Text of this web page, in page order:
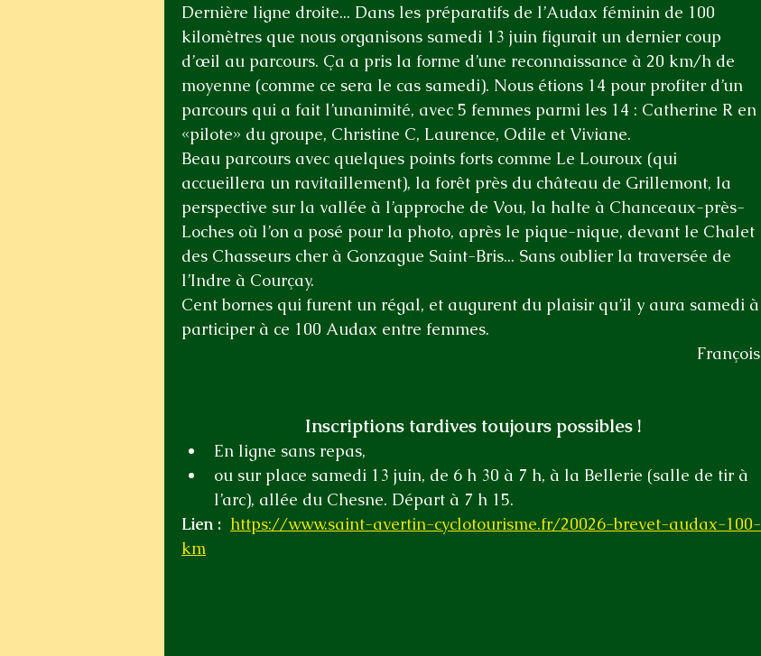
Dernière ligne droite... Dans les préparatifs de l’Audax féminin de 100
kilomètres que nous organisons samedi 13 juin figurait un dernier coup
d’œil au parcours. Ça a pris la forme d’une reconnaissance à 20 km/h de
moyenne (comme ce sera le cas samedi). Nous étions 14 pour profiter d’un
parcours qui a fait l’unanimité, avec 5 femmes parmi les 14 : Catherine R en
«pilote» du groupe, Christine C, Laurence, Odile et Viviane.
Beau parcours avec quelques points forts comme Le Louroux (qui
accueillera un ravitaillement), la forêt près du château de Grillemont, la
perspective sur la vallée à l’approche de Vou, la halte à Chanceaux-près-
Loches où l’on a posé pour la photo, après le pique-nique, devant le Chalet
des Chasseurs cher à Gonzague Saint-Bris... Sans oublier la traversée de
l’Indre à Courçay.
Cent bornes qui furent un régal, et augurent du plaisir qu’il y aura samedi à
participer à ce 100 Audax entre femmes.
François
Inscriptions tardives toujours possibles !
En ligne sans repas,
ou sur place samedi 13 juin, de 6 h 30 à 7 h, à la Bellerie (salle de tir à
l’arc), allée du Chesne. Départ à 7 h 15.
Lien : https://www.saint-avertin-cyclotourisme.fr/20026-brevet-audax-100-
km